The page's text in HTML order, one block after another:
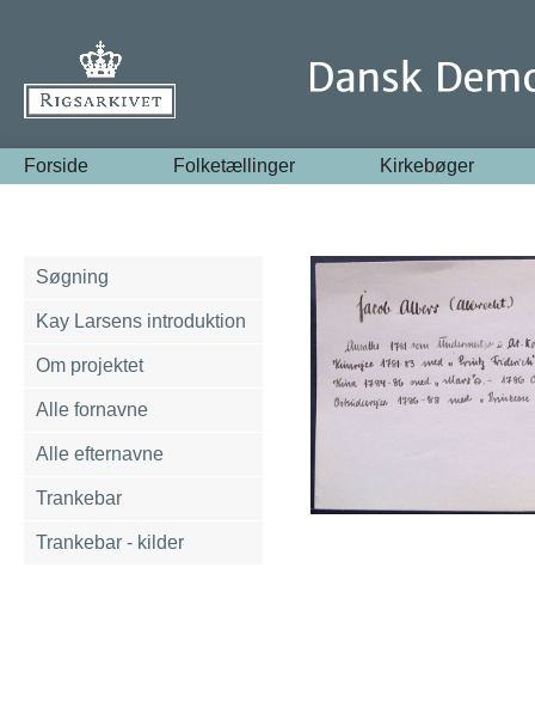
Forside Folketællinger Kirkebøger
Søgning
Kay Larsens introduktion
Om projektet
Alle fornavne
Alle efternavne
Trankebar
Trankebar - kilder